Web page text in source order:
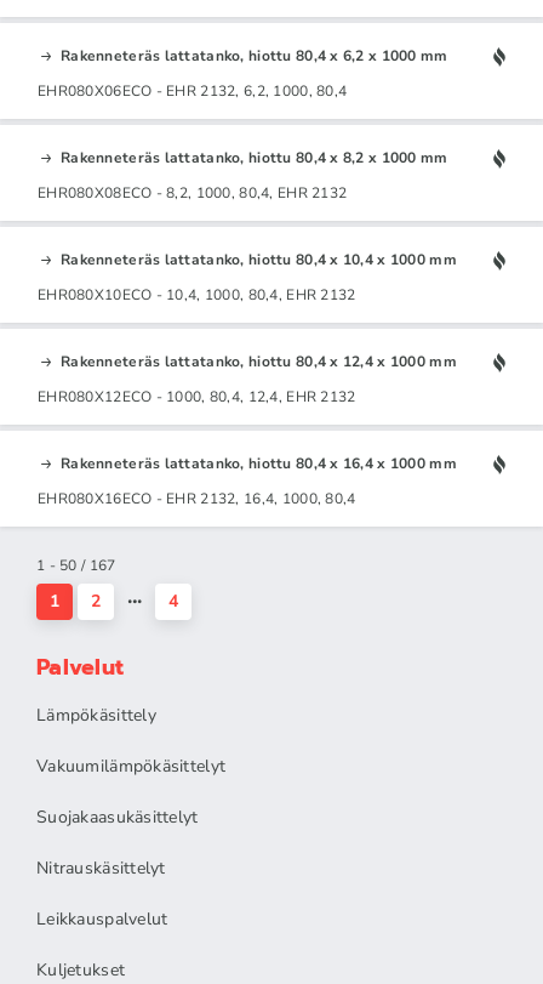
Rakenneteräs lattatanko, hiottu 80,4 x 6,2 x 1000 mm
EHR080X06ECO - EHR 2132, 6,2, 1000, 80,4
Rakenneteräs lattatanko, hiottu 80,4 x 8,2 x 1000 mm
EHR080X08ECO - 8,2, 1000, 80,4, EHR 2132
Rakenneteräs lattatanko, hiottu 80,4 x 10,4 x 1000 mm
EHR080X10ECO - 10,4, 1000, 80,4, EHR 2132
Rakenneteräs lattatanko, hiottu 80,4 x 12,4 x 1000 mm
EHR080X12ECO - 1000, 80,4, 12,4, EHR 2132
Rakenneteräs lattatanko, hiottu 80,4 x 16,4 x 1000 mm
EHR080X16ECO - EHR 2132, 16,4, 1000, 80,4
1 - 50 / 167
1 2 4
Palvelut
Lämpökäsittely
Vakuumilämpökäsittelyt
Suojakaasukäsittelyt
Nitrauskäsittelyt
Leikkauspalvelut
Kuljetukset